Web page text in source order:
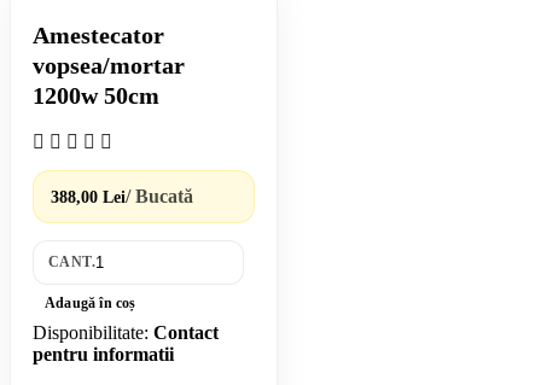
Amestecator
vopsea/mortar
1200w 50cm
388,00 Lei/ Bucată
CANT.
Adaugă în coș
Disponibilitate: Contact
pentru informatii